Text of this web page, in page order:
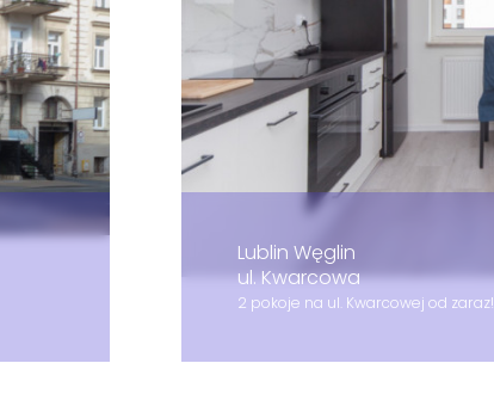
Lublin Węglin
ul. Kwarcowa
2 pokoje na ul. Kwarcowej od zaraz!